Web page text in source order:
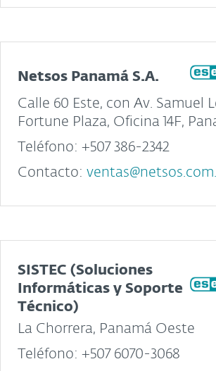
Netsos Panamá S.A.
Calle 60 Este, con Av. Samuel
Fortune Plaza, Oficina 14F,
Teléfono: +507 386-2342
Contacto:
SISTEC (Soluciones
Informáticas y Soporte
Técnico)
La Chorrera, Panamá Oeste
Teléfono: +507 6070-3068